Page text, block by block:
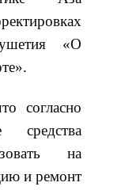
«О
согласно
средства
на
и ремонт